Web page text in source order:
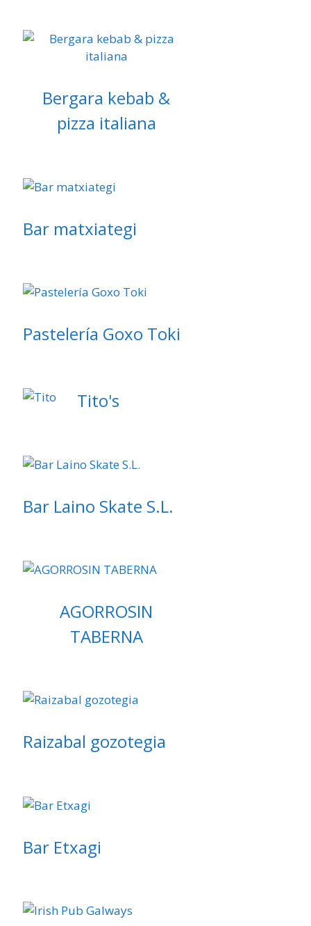
Bergara kebab &
pizza italiana
Bar matxiategi
Pastelería Goxo Toki
Tito's
Bar Laino Skate S.L.
AGORROSIN
TABERNA
Raizabal gozotegia
Bar Etxagi